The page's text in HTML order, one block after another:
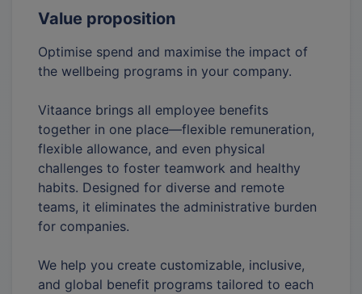
Value proposition
Optimise spend and maximise the impact of
the wellbeing programs in your company.
Vitaance brings all employee benefits
together in one place—flexible remuneration,
flexible allowance, and even physical
challenges to foster teamwork and healthy
habits. Designed for diverse and remote
teams, it eliminates the administrative burden
for companies.
We help you create customizable, inclusive,
and global benefit programs tailored to each